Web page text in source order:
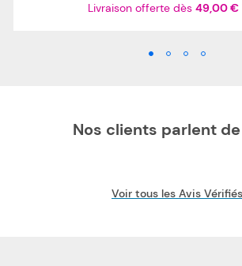
Livraison offerte dès 49,00 €
Nos clients parlent
Voir tous les Avis Vérifiés